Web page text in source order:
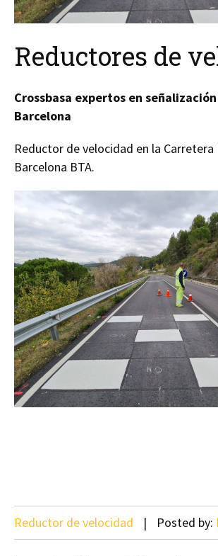
Reductores de
Crossbasa expertos en
Barcelona
Reductor de velocidad en la
Barcelona BTA.
Reductor de velocidad Posted by: